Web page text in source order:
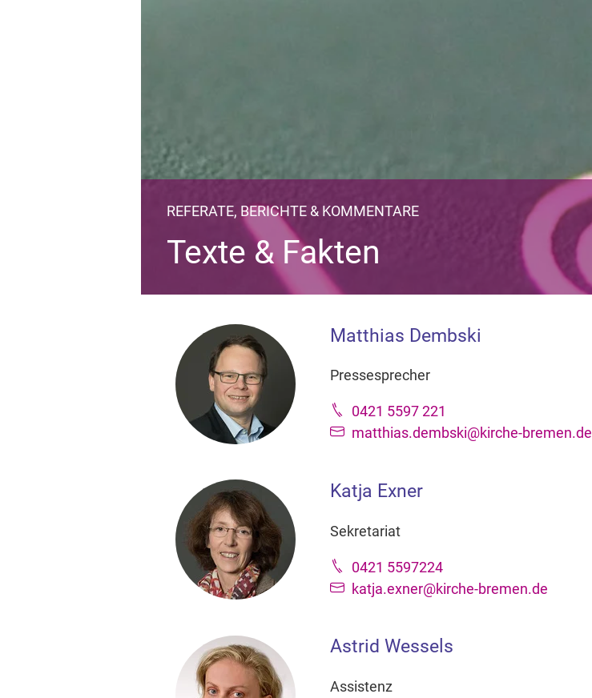
REFERATE, BERICHTE & KOMMENTARE
Texte & Fakten
Matthias Dembski
Pressesprecher
0421 5597 221
matthias.dembski@kirche-bremen.de
Katja Exner
Sekretariat
0421 5597224
katja.exner@kirche-bremen.de
Astrid Wessels
Assistenz